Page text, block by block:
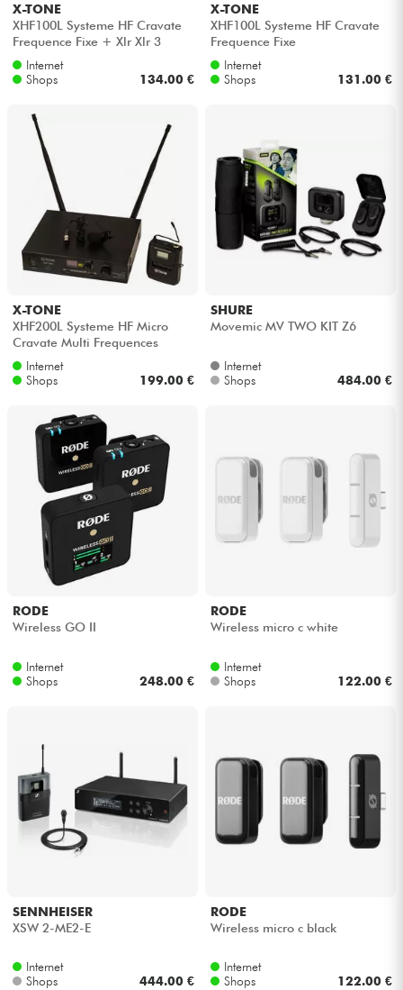
DJ
Blasinstrumente
Violinen & Quartett
Kinder
Kabel & Zubehöre
HiFi
Bundle
Sehen Sie sich unsere Marken an
X-TONE
XHF100L Systeme HF Cravate
Frequence Fixe + Xlr Xlr 3
mètresInternet
Shops
134.00 €
X-TONE
XHF100L Systeme HF Cravate
Frequence Fixe
Internet
Shops
131.00 €
X-TONE
XHF200L Systeme HF Micro
Cravate Multi Frequences
Internet
Shops
199.00 €
SHURE
Movemic MV TWO KIT Z6
Internet
Shops
484.00 €
RODE
Wireless GO II
Internet
Shops
248.00 €
RODE
Wireless micro c white
Internet
Shops
122.00 €
SENNHEISER
XSW 2-ME2-E
Internet
Shops
444.00 €
RODE
Wireless micro c black
Internet
Shops
122.00 €